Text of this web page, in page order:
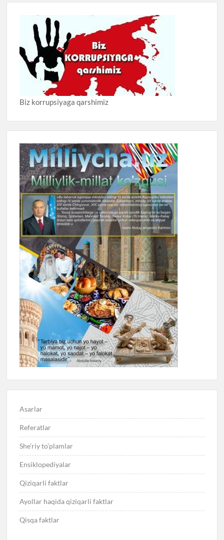
Biz korrupsiyaga qarshimiz
Asarlar
Referatlar
She’riy to’plamlar
Ensiklopediyalar
Qiziqarli faktlar
Ayollar haqida qiziqarli faktlar
Qisqa faktlar